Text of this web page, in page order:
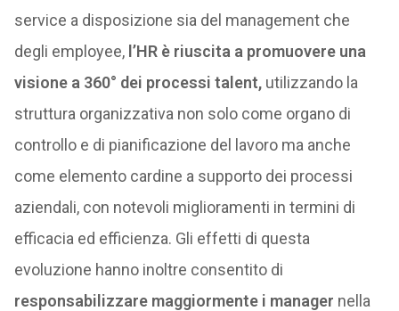
service a disposizione sia del management che
degli employee, l’HR è riuscita a promuovere una
visione a 360° dei processi talent,utilizzando la
struttura organizzativa non solo come organo di
controllo e di pianificazione del lavoro ma anche
come elemento cardine a supporto dei processi
aziendali, con notevoli miglioramenti in termini di
efficacia ed efficienza. Gli effetti di questa
evoluzione hanno inoltre consentito di
responsabilizzare maggiormente i manager nella